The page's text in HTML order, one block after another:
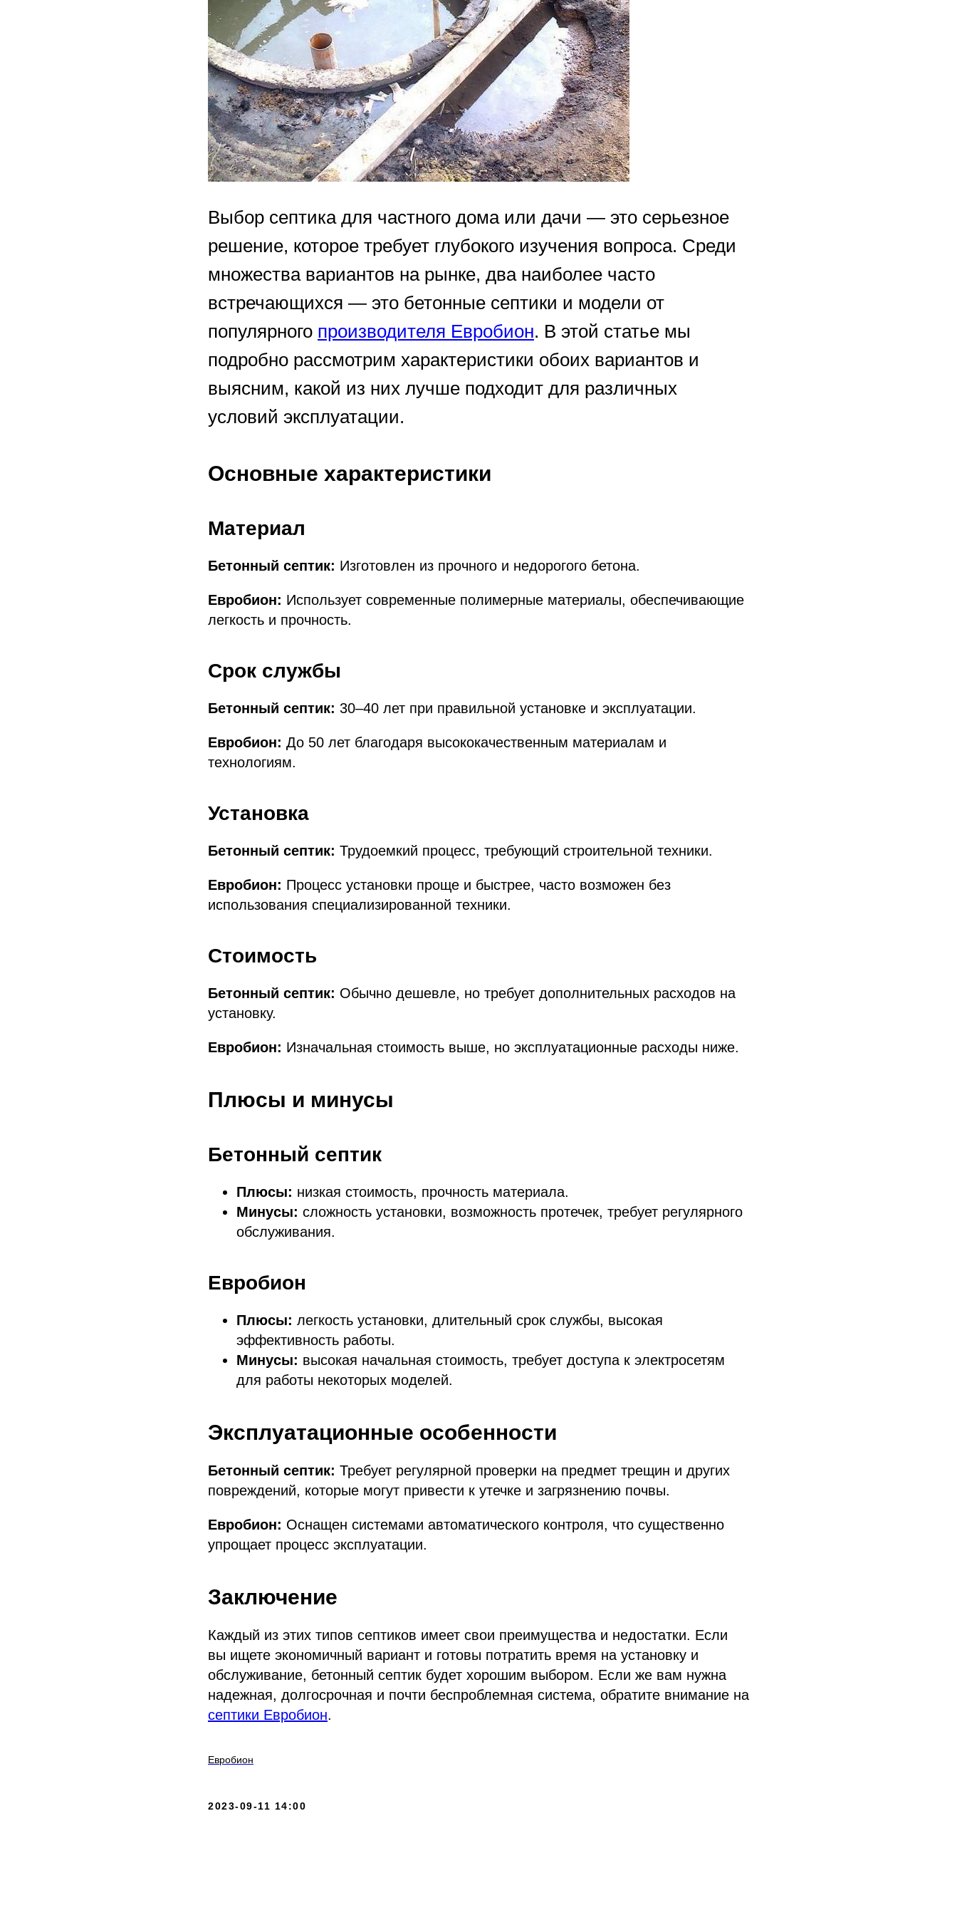
Выбор септика для частного дома или дачи — это серьезное
решение, которое требует глубокого изучения вопроса. Среди
множества вариантов на рынке, два наиболее часто
встречающихся — это бетонные септики и модели от
популярного производителя Евробион. В этой статье мы
подробно рассмотрим характеристики обоих вариантов и
выясним, какой из них лучше подходит для различных
условий эксплуатации.
Основные характеристики
Материал
Бетонный септик: Изготовлен из прочного и недорогого бетона.
Евробион: Использует современные полимерные материалы, обеспечивающие
легкость и прочность.
Срок службы
Бетонный септик: 30–40 лет при правильной установке и эксплуатации.
Евробион: До 50 лет благодаря высококачественным материалам и
технологиям.
Установка
Бетонный септик: Трудоемкий процесс, требующий строительной техники.
Евробион: Процесс установки проще и быстрее, часто возможен без
использования специализированной техники.
Стоимость
Бетонный септик: Обычно дешевле, но требует дополнительных расходов на
установку.
Евробион: Изначальная стоимость выше, но эксплуатационные расходы ниже.
Плюсы и минусы
Бетонный септик
Плюсы: низкая стоимость, прочность материала.
Минусы: сложность установки, возможность протечек, требует регулярного
обслуживания.
Евробион
Плюсы: легкость установки, длительный срок службы, высокая
эффективность работы.
Минусы: высокая начальная стоимость, требует доступа к электросетям
для работы некоторых моделей.
Эксплуатационные особенности
Бетонный септик: Требует регулярной проверки на предмет трещин и других
повреждений, которые могут привести к утечке и загрязнению почвы.
Евробион: Оснащен системами автоматического контроля, что существенно
упрощает процесс эксплуатации.
Заключение
Каждый из этих типов септиков имеет свои преимущества и недостатки. Если
вы ищете экономичный вариант и готовы потратить время на установку и
обслуживание, бетонный септик будет хорошим выбором. Если же вам нужна
надежная, долгосрочная и почти беспроблемная система, обратите внимание на
септики Евробион.
Евробион
2023-09-11 14:00